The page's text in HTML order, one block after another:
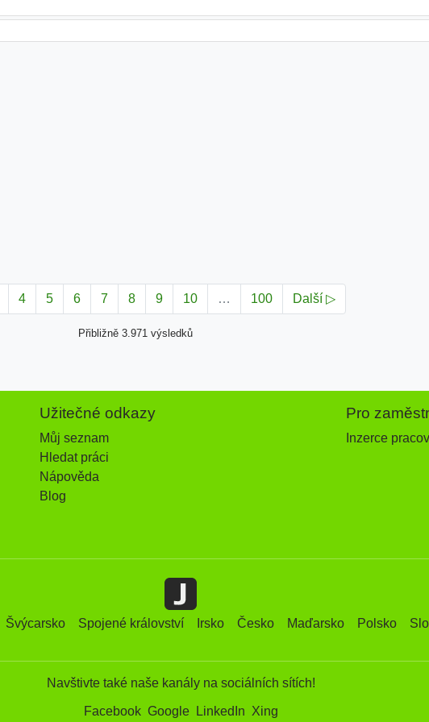
4 5 6 7 8 9 10 … 100 Další ▷
Přibližně 3.971 výsledků
Užitečné odkazy
Můj seznam
Hledat práci
Nápověda
Blog
Pro
Inzerce
Švýcarsko Spojené království Irsko Česko Maďarsko Polsko
Navštivte také naše kanály na sociálních sítích!
Facebook Google LinkedIn Xing